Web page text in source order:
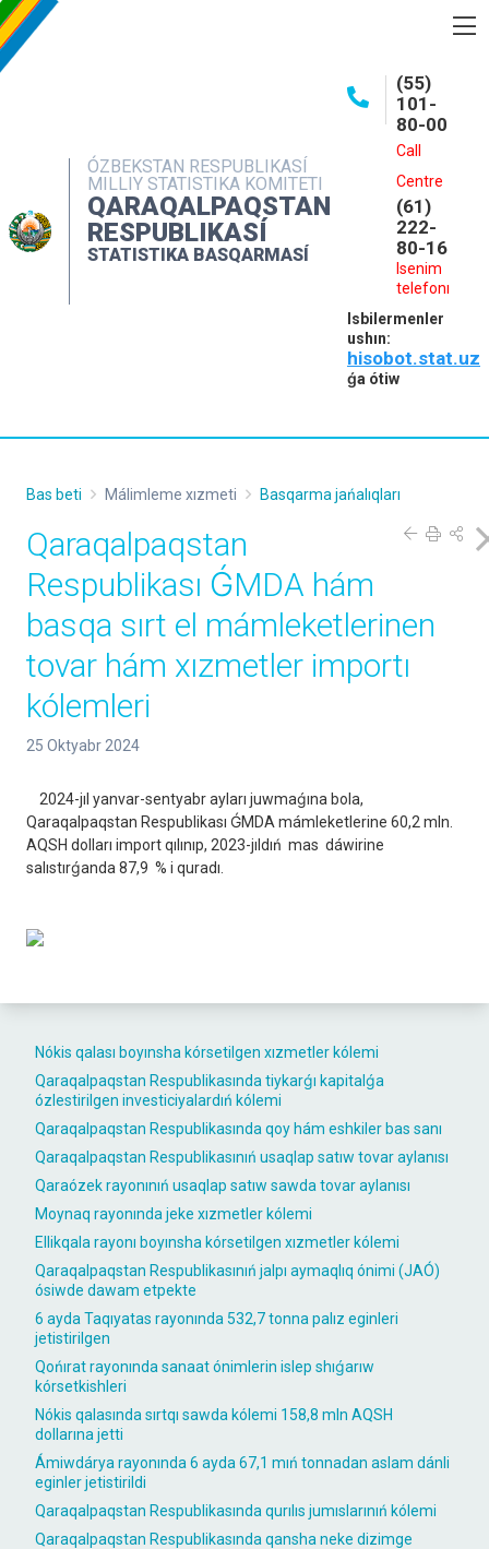
ÓZBEKSTAN RESPUBLIKASÍ
MILLIY STATISTIKA KOMITETI
QARAQALPAQSTAN
RESPUBLIKASÍ
STATISTIKA BASQARMASÍ
(55)
101-
80-00
Call
Centre
(61)
222-
80-16
Isenim
telefonı
Isbilermenler
ushın:
hisobot.stat.uz
ǵa ótiw
INTERAKTIV XIZMETLER
MÁLIMLEME XIZMETI
MÚRÁJAATLAR
Nókis qalası boyınsha kórsetilgen xızmetler kólemi
Qaraqalpaqstan Respublikasında tiykarǵı kapitalǵa
ózlestirilgen investiciyalardıń kólemi
Qaraqalpaqstan Respublikasında qoy hám eshkiler bas sanı
Qaraqalpaqstan Respublikasınıń usaqlap satıw tovar aylanısı
Qaraózek rayonınıń usaqlap satıw sawda tovar aylanısı
Moynaq rayonında jeke xızmetler kólemi
Ellikqala rayonı boyınsha kórsetilgen xızmetler kólemi
Qaraqalpaqstan Respublikasınıń jalpı aymaqlıq ónimi (JAÓ)
ósiwde dawam etpekte
6 ayda Taqıyatas rayonında 532,7 tonna palız eginleri
jetistirilgen
Qońırat rayonında sanaat ónimlerin islep shıǵarıw
kórsetkishleri
Nókis qalasında sırtqı sawda kólemi 158,8 mln AQSH
dollarına jetti
Ámiwdárya rayonında 6 ayda 67,1 mıń tonnadan aslam dánli
eginler jetistirildi
Qaraqalpaqstan Respublikasında qurılıs jumıslarınıń kólemi
Qaraqalpaqstan Respublikasında qansha neke dizimge
Bas beti Málimleme xızmeti Basqarma jańalıqları
Qaraqalpaqstan
Respublikası ǴMDA hám
basqa sırt el mámleketlerinen
tovar hám xızmetler importı
kólemleri
25 Oktyabr 2024
2024-jıl yanvar-sentyabr ayları juwmaǵına bola,
Qaraqalpaqstan Respublikası ǴMDA mámleketlerine 60,2 mln.
AQSH dolları import qılınıp, 2023-jıldıń mas dáwirine
salıstırǵanda 87,9 % i quradı.